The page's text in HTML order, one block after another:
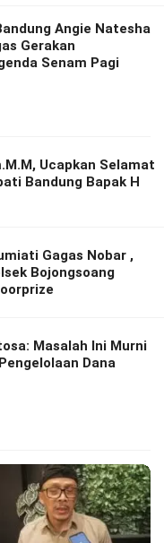
Angie Natesha
Gerakan
Senam Pagi
Ucapkan Selamat
Bandung Bapak H
Gagas Nobar ,
Bojongsoang
Masalah Ini Murni
Dana